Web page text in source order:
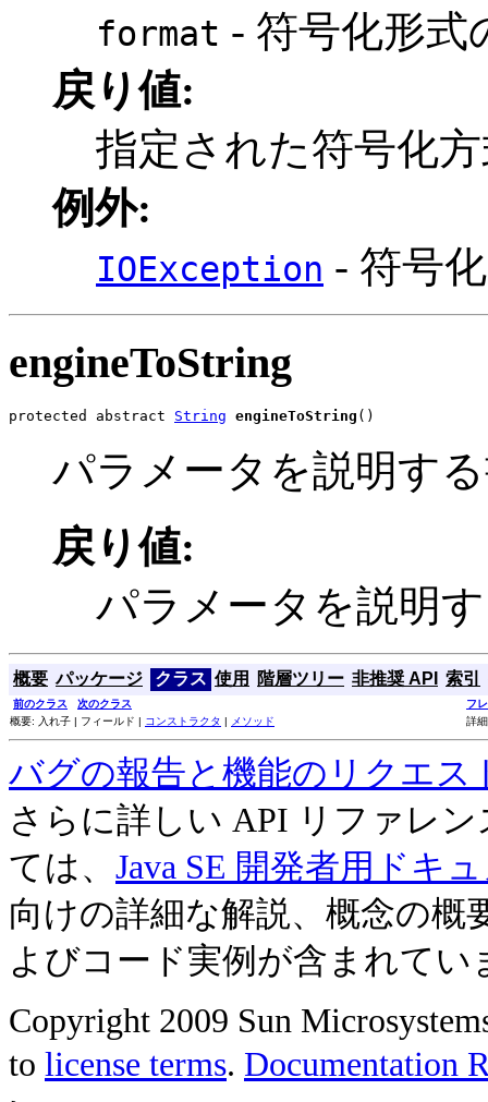
format - 符号化形式
戻り値:
指定された符号化
例外:
IOException - 符号
engineToString
protected abstract String engineToString ()
パラメータを説明す
戻り値:
パラメータを説明
概要 パッケージ クラス 使用 階層ツリー 非推奨 API 索引
前のクラス 次のクラス
フ
概要: 入れ子 | フィールド | コンストラクタ | メソッド 詳
バグの報告と機能のリクエス
さらに詳しい API リファレ
ては、 Java SE 開発者用ドキ
向けの詳細な解説、概念の概
よびコード実例が含まれてい
Copyright 2009 Sun
to license terms. Documentation